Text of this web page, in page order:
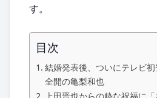
す。
目次
結婚発表後、ついにテレビ
全開の亀梨和也
上田晋也からの粋な祝福に